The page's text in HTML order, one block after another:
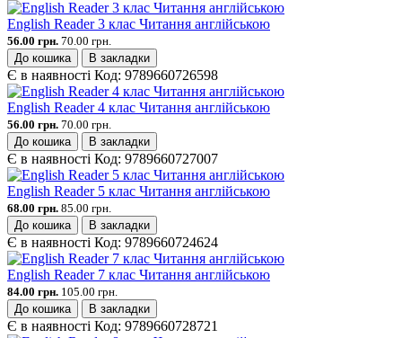
English Reader 3 клас Читання англійською
56.00 грн. 70.00 грн.
До кошика
В закладки
Є в наявності Код: 9789660726598
English Reader 4 клас Читання англійською
56.00 грн. 70.00 грн.
До кошика
В закладки
Є в наявності Код: 9789660727007
English Reader 5 клас Читання англійською
68.00 грн. 85.00 грн.
До кошика
В закладки
Є в наявності Код: 9789660724624
English Reader 7 клас Читання англійською
84.00 грн. 105.00 грн.
До кошика
В закладки
Є в наявності Код: 9789660728721